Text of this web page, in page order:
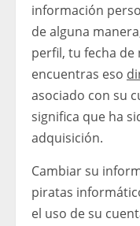
información
de alguna
perfil, tu fecha de
encuentras eso
asociado con su
significa que ha
adquisición.
Cambiar su
piratas
el uso de su